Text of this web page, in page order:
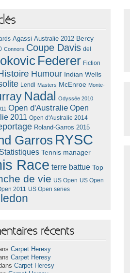
Agassi Australie 2012 Bercy
Connors Coupe Davis del
Federer Fiction
Humour Indian Wells
Lendl Masters McEnroe Monte-
Nadal
Odyssée 2010
Open d'Australie Open
2011 Open d'Australie 2014
Roland-Garros 2015
Garros RYSC
Statistiques Tennis manager
Race terre battue Top
de vie US Open US Open
2011 US Open series
récents
Carpet Heresy
Carpet Heresy
Carpet Heresy